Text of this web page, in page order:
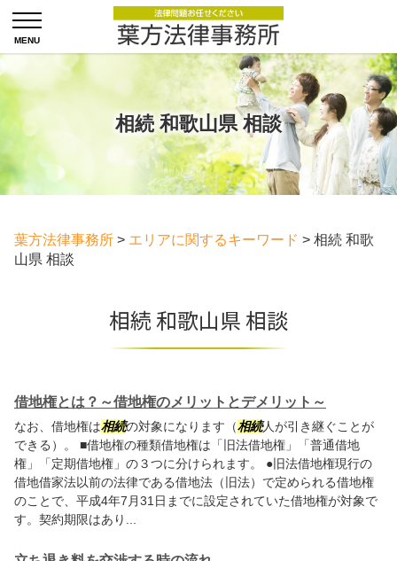
相続 和歌山県 相談
葉方法律事務所 > エリアに関するキーワード > 相続 和歌
山県 相談
相続 和歌山県 相談
借地権とは？～借地権のメリットとデメリット～
なお、借地権は相続の対象になります（相続人が引き継ぐことが
できる）。 ■借地権の種類借地権は「旧法借地権」「普通借地
権」「定期借地権」の３つに分けられます。 ●旧法借地権現行の
借地借家法以前の法律である借地法（旧法）で定められる借地権
のことで、平成4年7月31日までに設定されていた借地権が対象で
す。契約期限はあり...